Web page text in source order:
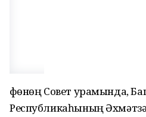
Өфөнөң Совет урамында,
Республикаһының